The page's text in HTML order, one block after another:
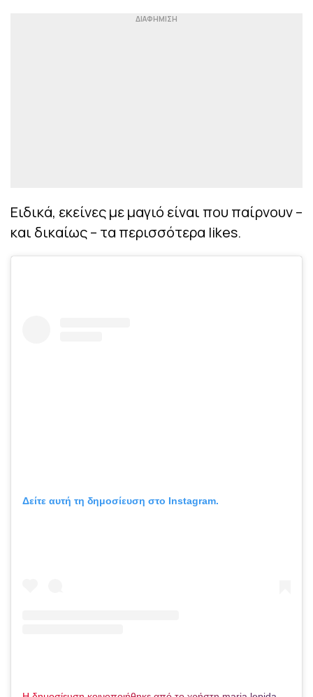
Ειδικά, εκείνες με μαγιό είναι που παίρνουν –
και δικαίως – τα περισσότερα likes.
Δείτε αυτή τη δημοσίευση στο Instagram.